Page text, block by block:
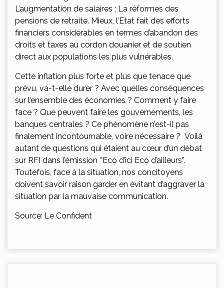
L’augmentation de salaires ; La réformes des
pensions de retraite. Mieux, l’Etat fait des efforts
financiers considérables en termes d’abandon des
droits et taxes au cordon douanier et de soutien
direct aux populations les plus vulnérables.
Cette inflation plus forte et plus que tenace que
prévu, va-t-elle durer ? Avec quelles conséquences
sur l’ensemble des économies ? Comment y faire
face ? Que peuvent faire les gouvernements, les
banques centrales ? Ce phénomène n’est-il pas
finalement incontournable, voire nécessaire ? Voilà
autant de questions qui étaient au cœur d’un débat
sur RFI dans l’émission ‘’Eco d’ici Eco d’ailleurs’’.
Toutefois, face à la situation, nos concitoyens
doivent savoir raison garder en évitant d’aggraver la
situation par la mauvaise communication.
Source: Le Confident